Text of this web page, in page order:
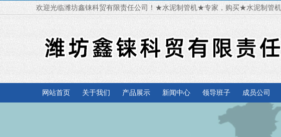
欢迎光临潍坊鑫铼科贸有限责任公司！★水泥制管机★专家，购买★水泥制管
网站首页 关于我们 产品展示 新闻中心 领导班子 成员公司